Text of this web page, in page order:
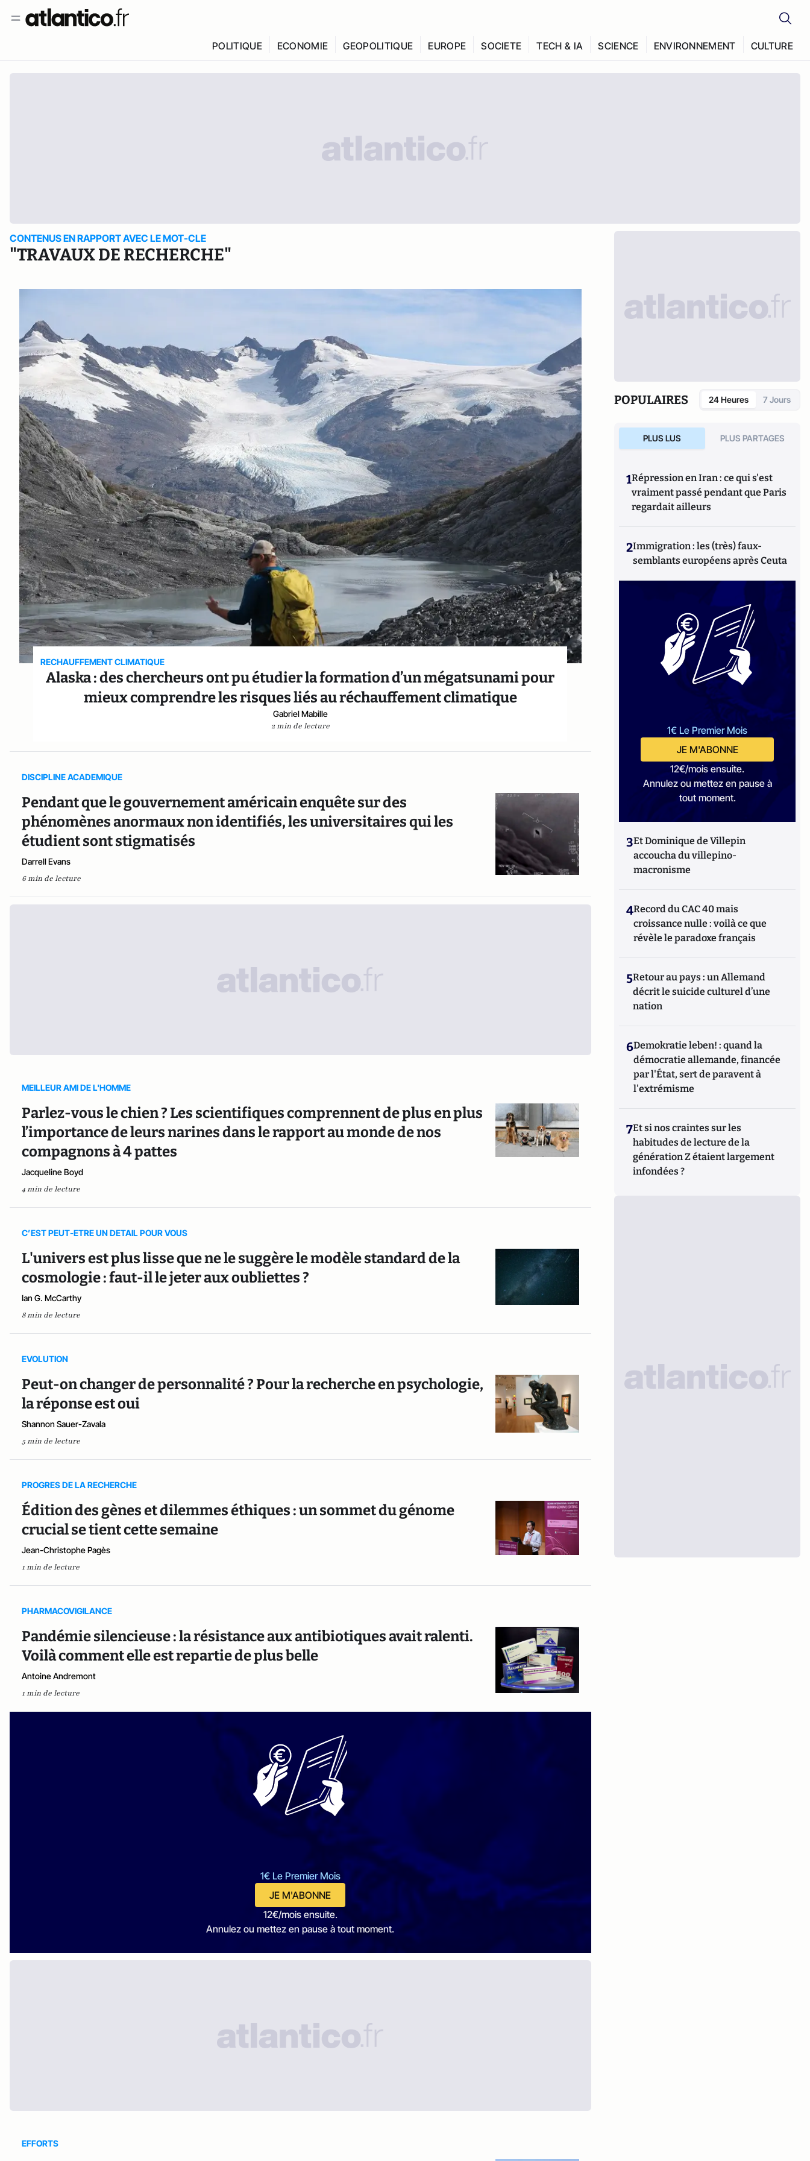
POLITIQUE ECONOMIE GEOPOLITIQUE EUROPE SOCIETE TECH & IA SCIENCE ENVIRONNEMENT CULTURE
CONTENUS EN RAPPORT AVEC LE MOT-CLE
"TRAVAUX DE RECHERCHE"
RECHAUFFEMENT CLIMATIQUE
Alaska : des chercheurs ont pu étudier la formation d’un mégatsunami pour
mieux comprendre les risques liés au réchauffement climatique
Gabriel Mabille
2 min de lecture
DISCIPLINE ACADEMIQUE
Pendant que le gouvernement américain enquête sur des
phénomènes anormaux non identifiés, les universitaires qui les
étudient sont stigmatisés
Darrell Evans
6 min de lecture
MEILLEUR AMI DE L'HOMME
Parlez-vous le chien ? Les scientifiques comprennent de plus en plus
l’importance de leurs narines dans le rapport au monde de nos
compagnons à 4 pattes
Jacqueline Boyd
4 min de lecture
C’EST PEUT-ETRE UN DETAIL POUR VOUS
L'univers est plus lisse que ne le suggère le modèle standard de la
cosmologie : faut-il le jeter aux oubliettes ?
Ian G. McCarthy
8 min de lecture
EVOLUTION
Peut-on changer de personnalité ? Pour la recherche en psychologie,
la réponse est oui
Shannon Sauer-Zavala
5 min de lecture
PROGRES DE LA RECHERCHE
Édition des gènes et dilemmes éthiques : un sommet du génome
crucial se tient cette semaine
Jean-Christophe Pagès
1 min de lecture
PHARMACOVIGILANCE
Pandémie silencieuse : la résistance aux antibiotiques avait ralenti.
Voilà comment elle est repartie de plus belle
Antoine Andremont
1 min de lecture
1€ Le Premier Mois
JE M'ABONNE
12€/mois ensuite.
Annulez ou mettez en pause à tout moment.
EFFORTS
POPULAIRES 24 Heures 7 Jours
PLUS LUS PLUS PARTAGES
1Répression en Iran : ce qui s'est
vraiment passé pendant que Paris
regardait ailleurs
2Immigration : les (très) faux-
semblants européens après Ceuta
1€ Le Premier Mois
JE M'ABONNE
12€/mois ensuite.
Annulez ou mettez en pause à
tout moment.
3Et Dominique de Villepin
accoucha du villepino-
macronisme
4Record du CAC 40 mais
croissance nulle : voilà ce que
révèle le paradoxe français
5Retour au pays : un Allemand
décrit le suicide culturel d’une
nation
6Demokratie leben! : quand la
démocratie allemande, financée
par l'État, sert de paravent à
l'extrémisme
7Et si nos craintes sur les
habitudes de lecture de la
génération Z étaient largement
infondées ?